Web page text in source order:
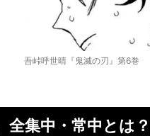
吾峠呼世晴『鬼滅の刃』第6巻
集中・常中とは？